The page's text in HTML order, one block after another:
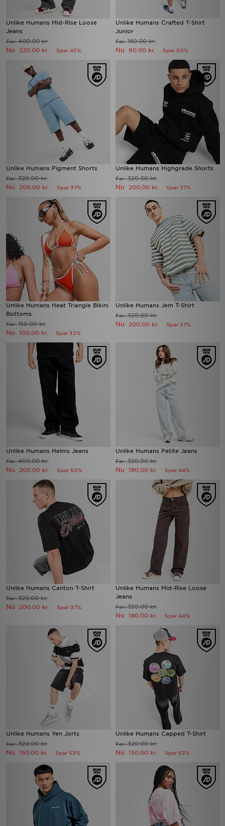
Unlike Humans Mid-Rise Loose
Jeans
Før400.00 kr.
Nu 220.00 kr. Spar 45%
Unlike Humans Crafted T-Shirt
Junior
Før180.00 kr.
Nu 90.00 kr. Spar 50%
Unlike Humans Pigment Shorts
Før320.00 kr.
Nu 200.00 kr. Spar 37%
Unlike Humans Highgrade Shorts
Før320.00 kr.
Nu 200.00 kr. Spar 37%
Unlike Humans Heat Triangle Bikini
Bottoms
Før150.00 kr.
Nu 100.00 kr. Spar 33%
Unlike Humans Jem T-Shirt
Før320.00 kr.
Nu 200.00 kr. Spar 37%
Unlike Humans Helms Jeans
Før400.00 kr.
Nu 200.00 kr. Spar 50%
Unlike Humans Petite Jeans
Før320.00 kr.
Nu 180.00 kr. Spar 44%
Unlike Humans Canton T-Shirt
Før320.00 kr.
Nu 200.00 kr. Spar 37%
Unlike Humans Mid-Rise Loose
Jeans
Før320.00 kr.
Nu 180.00 kr. Spar 44%
Unlike Humans Yen Jorts
Før320.00 kr.
Nu 150.00 kr. Spar 53%
Unlike Humans Capped T-Shirt
Før320.00 kr.
Nu 150.00 kr. Spar 53%